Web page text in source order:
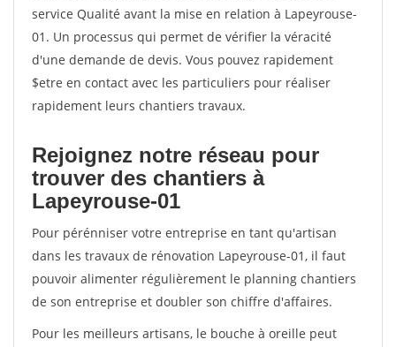
service Qualité avant la mise en relation à Lapeyrouse-
01. Un processus qui permet de vérifier la véracité
d'une demande de devis. Vous pouvez rapidement
$etre en contact avec les particuliers pour réaliser
rapidement leurs chantiers travaux.
Rejoignez notre réseau pour
trouver des chantiers à
Lapeyrouse-01
Pour pérénniser votre entreprise en tant qu'artisan
dans les travaux de rénovation Lapeyrouse-01, il faut
pouvoir alimenter régulièrement le planning chantiers
de son entreprise et doubler son chiffre d'affaires.
Pour les meilleurs artisans, le bouche à oreille peut